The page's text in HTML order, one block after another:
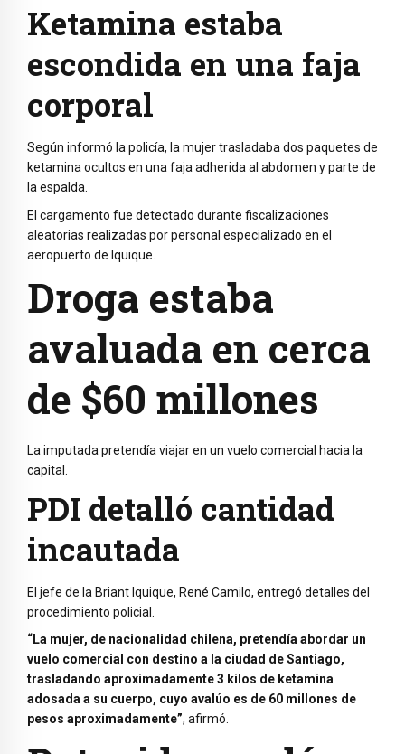
Ketamina estaba
escondida en una faja
corporal
Según informó la policía, la mujer trasladaba dos paquetes de
ketamina ocultos en una faja adherida al abdomen y parte de
la espalda.
El cargamento fue detectado durante fiscalizaciones
aleatorias realizadas por personal especializado en el
aeropuerto de Iquique.
Droga estaba
avaluada en cerca
de $60 millones
La imputada pretendía viajar en un vuelo comercial hacia la
capital.
PDI detalló cantidad
incautada
El jefe de la Briant Iquique, René Camilo, entregó detalles del
procedimiento policial.
“La mujer, de nacionalidad chilena, pretendía abordar un
vuelo comercial con destino a la ciudad de Santiago,
trasladando aproximadamente 3 kilos de ketamina
adosada a su cuerpo, cuyo avalúo es de 60 millones de
pesos aproximadamente”, afirmó.